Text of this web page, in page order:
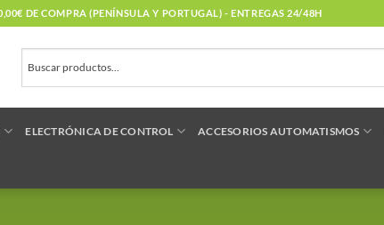
DE COMPRA (PENÍNSULA Y PORTUGAL) - ENTREGAS 24/48H
ELECTRÓNICA DE CONTROL ACCESORIOS AUTOMATISMOS